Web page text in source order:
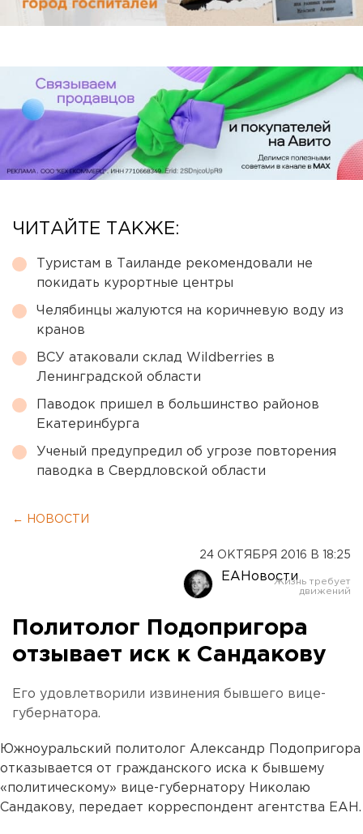
ЧИТАЙТЕ ТАКЖЕ:
Туристам в Таиланде рекомендовали не
покидать курортные центры
Челябинцы жалуются на коричневую воду из
кранов
ВСУ атаковали склад Wildberries в
Ленинградской области
Паводок пришел в большинство районов
Екатеринбурга
Ученый предупредил об угрозе повторения
паводка в Свердловской области
← НОВОСТИ
24 ОКТЯБРЯ 2016 В 18:25
ЕАНовости
Политолог Подопригора
отзывает иск к Сандакову
Его удовлетворили извинения бывшего вице-
губернатора.
Южноуральский политолог Александр Подопригора
отказывается от гражданского иска к бывшему
«политическому» вице-губернатору Николаю
Сандакову, передает корреспондент агентства ЕАН.